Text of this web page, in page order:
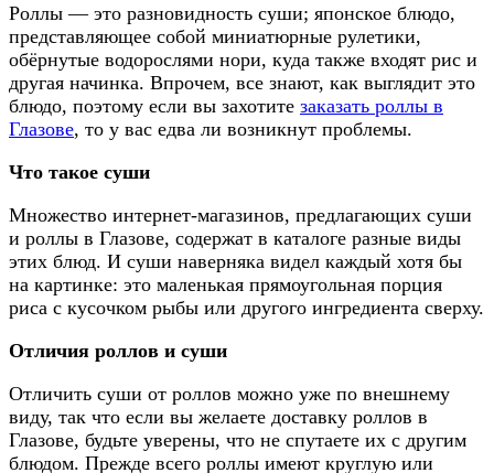
Роллы — это разновидность суши; японское блюдо,
представляющее собой миниатюрные рулетики,
обёрнутые водорослями нори, куда также входят рис и
другая начинка. Впрочем, все знают, как выглядит это
блюдо, поэтому если вы захотите заказать роллы в
Глазове, то у вас едва ли возникнут проблемы.
Что такое суши
Множество интернет-магазинов, предлагающих суши
и роллы в Глазове, содержат в каталоге разные виды
этих блюд. И суши наверняка видел каждый хотя бы
на картинке: это маленькая прямоугольная порция
риса с кусочком рыбы или другого ингредиента сверху.
Отличия роллов и суши
Отличить суши от роллов можно уже по внешнему
виду, так что если вы желаете доставку роллов в
Глазове, будьте уверены, что не спутаете их с другим
блюдом. Прежде всего роллы имеют круглую или